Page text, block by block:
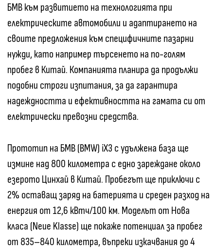
БМВ към развитието на технологията при
електрическите автомобили и адаптирането на
своите предложения към специфичните пазарни
нужди, като например търсенето на по-голям
пробег в Китай. Компанията планира да продължи
подобни строги изпитания, за да гарантира
надеждността и ефективността на гамата си от
електрически превозни средства.
Прототип на БМВ (BMW) iX3 с удължена база ще
измине над 800 километра с едно зареждане около
езерото Цинхай в Китай. Пробегът ще приключи с
2% оставащ заряд на батерията и среден разход на
енергия от 12,6 кВтч/100 км. Моделът от Нова
класа (Neue Klasse) ще покаже потенциал за пробег
от 835–840 километра, въпреки изкачвания до 4